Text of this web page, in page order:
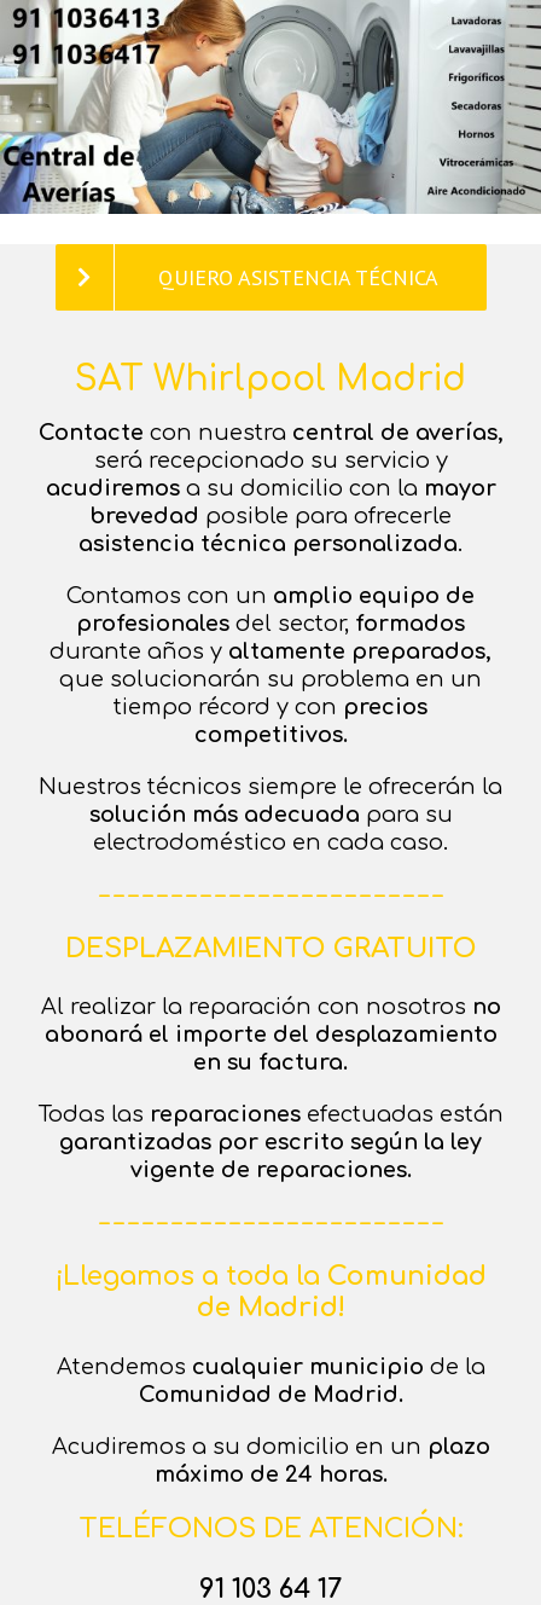
Saltar
al
contenido
QUIERO ASISTENCIA TÉCNICA
SAT Whirlpool Madrid
Contacte con nuestra central de averías,
será recepcionado su servicio y
acudiremosa su domicilio con la mayor
brevedad posible para ofrecerle
asistencia técnica personalizada.
Contamos con un amplio equipo de
profesionales del sector, formados
durante años y altamente preparados,
que solucionarán su problema en un
tiempo récord y con precios
competitivos.
Nuestros técnicos siempre le ofrecerán la
solución más adecuada para su
electrodoméstico en cada caso.
– – – – – – – – – – – – – – – – – – – – – – – –
DESPLAZAMIENTO GRATUITO
Al realizar la reparación con nosotros no
abonará el importe del desplazamiento
en su factura.
Todas las reparaciones efectuadas están
garantizadas por escrito según la ley
vigente de reparaciones.
– – – – – – – – – – – – – – – – – – – – – – – –
¡Llegamos a toda la Comunidad
de Madrid!
Atendemos cualquier municipio de la
Comunidad de Madrid.
Acudiremos a su domicilio en un plazo
máximo de 24 horas.
TELÉFONOS DE ATENCIÓN:
91 103 64 17